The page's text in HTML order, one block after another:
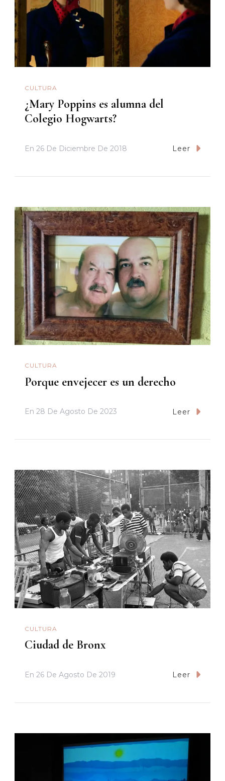
CULTURA
¿Mary Poppins es alumna del
Colegio Hogwarts?
En 26 De Diciembre De 2018 Leer
CULTURA
Porque envejecer es un derecho
En 28 De Agosto De 2023 Leer
CULTURA
Ciudad de Bronx
En 26 De Agosto De 2019 Leer